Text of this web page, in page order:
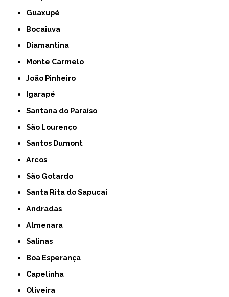
Guaxupé
Bocaiuva
Diamantina
Monte Carmelo
João Pinheiro
Igarapé
Santana do Paraíso
São Lourenço
Santos Dumont
Arcos
São Gotardo
Santa Rita do Sapucaí
Andradas
Almenara
Salinas
Boa Esperança
Capelinha
Oliveira